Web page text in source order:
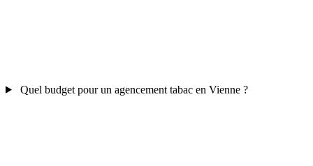
Quel budget pour un agencement tabac en Vienne ?